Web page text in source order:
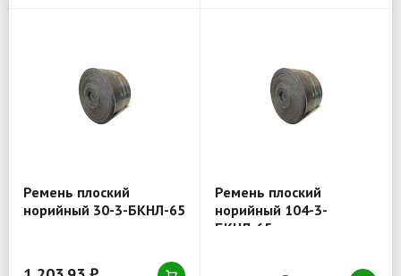
Ремень плоский
норийный 30-3-БКНЛ-65
Ремень плоский
норийный 104-3-
БКНЛ-65